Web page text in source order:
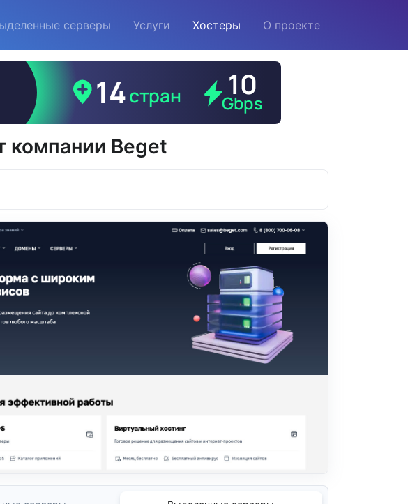
серверы Услуги Хостеры О проекте
компании Beget